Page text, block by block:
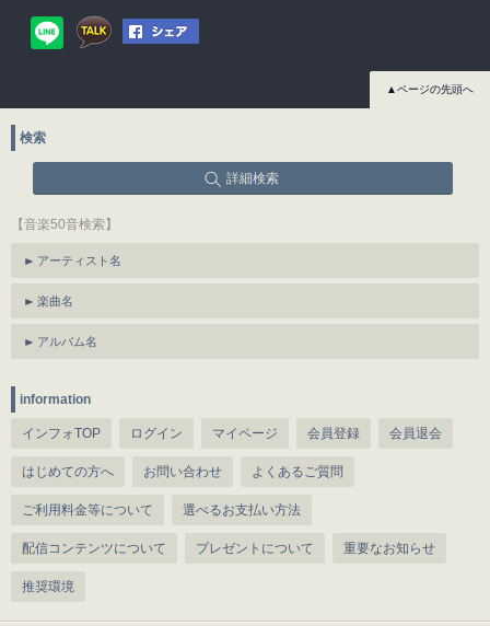
▲ページの先頭へ
検索
詳細検索
【音楽50音検索】
アーティスト名
楽曲名
アルバム名
information
インフォTOP ログイン マイページ 会員登録 会員退会
はじめての方へ お問い合わせ よくあるご質問
ご利用料金等について 選べるお支払い方法
配信コンテンツについて プレゼントについて 重要なお知らせ
推奨環境